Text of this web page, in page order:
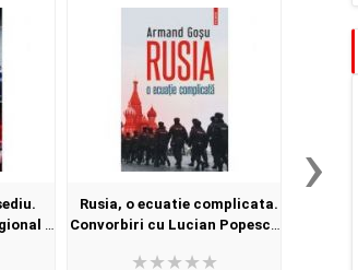
-
Rusia, o ecuatie complicata.
Convorbiri cu Lucian Popescu
Intre
I.
›